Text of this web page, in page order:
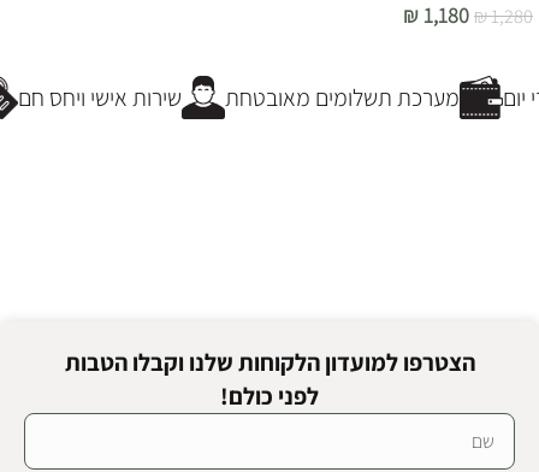
₪1,280
₪ 1,180
שירות אישי ויחס חם מערכת תשלומים מאובטחת
הצטרפו למועדון הלקוחות שלנו וקבלו הטבות
לפני כולם!